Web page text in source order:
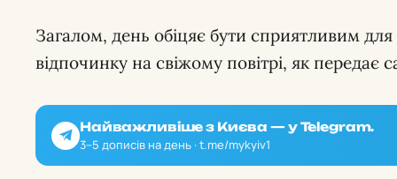
Загалом, день обіцяє бути сприятливим
відпочинку на свіжому повітрі, як передає
Найважливіше з Києва — у Telegram.
3–5 дописів на день · t.me/mykyiv1